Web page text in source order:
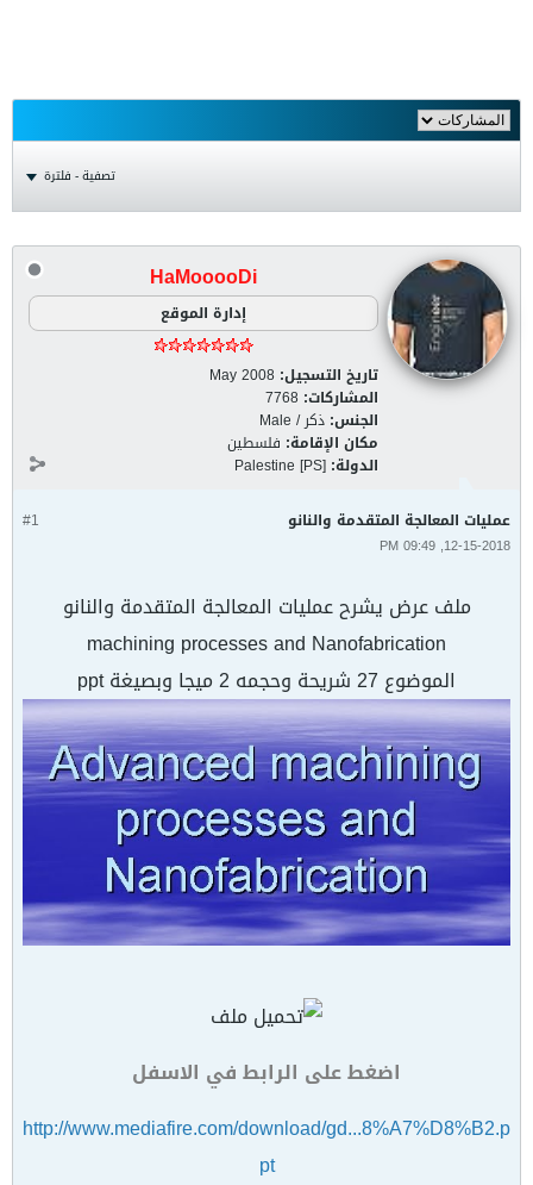
تصفية - فلترة
HaMooooDi
إدارة الموقع
تاريخ التسجيل: May 2008
المشاركات: 7768
الجنس: ذكر / Male
مكان الإقامة: فلسطين
الدولة: Palestine [PS]
#1 عمليات المعالجة المتقدمة والنانو
12-15-2018, 09:49 PM
ملف عرض يشرح عمليات المعالجة المتقدمة والنانو
machining processes and Nanofabrication
الموضوع 27 شريحة وحجمه 2 ميجا وبصيغة ppt
اضغط على الرابط في الاسفل
http://www.mediafire.com/download/gd...8%A7%D8%B2.p
pt